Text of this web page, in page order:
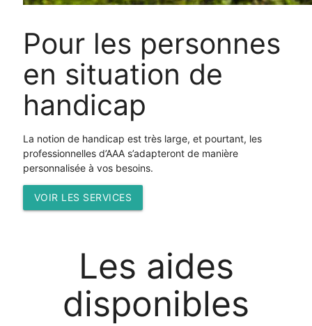
Pour les personnes
en situation de
handicap
La notion de handicap est très large, et pourtant, les
professionnelles d’AAA s’adapteront de manière
personnalisée à vos besoins.
VOIR LES SERVICES
Les aides
disponibles